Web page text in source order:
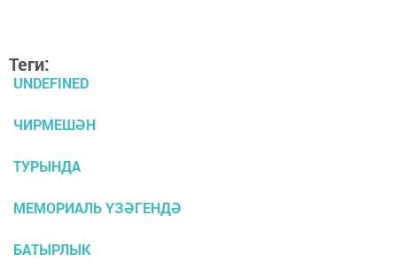
Теги:
UNDEFINED
ЧИРМЕШӘН
ТУРЫНДА
МЕМОРИАЛЬ ҮЗӘГЕНДӘ
БАТЫРЛЫК